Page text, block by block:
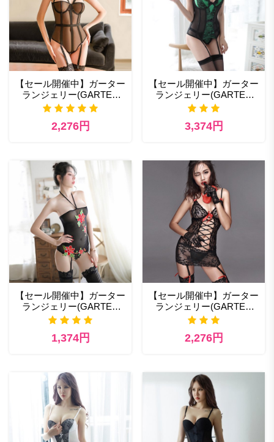
【セール開催中】ガーター
ランジェリー(GARTER
LINGERIE) 468bk セクシ
2,276円
【セール開催中】ガーター
ランジェリー(GARTER
LINGERIE) 253gr アダルト
3,374円
【セール開催中】ガーター
ランジェリー(GARTER
LINGERIE) 329bk スベビ
リー通販
1,374円
【セール開催中】ガーター
ランジェリー(GARTER
LINGERIE) セクシー 下着
2,276円